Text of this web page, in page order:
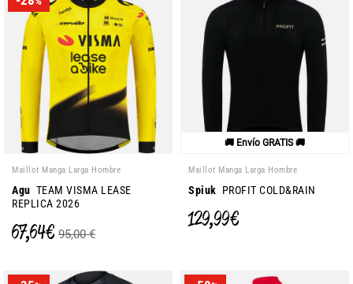
Maillot Manga Larga Hombre
Agu TEAM VISMA LEASE
REPLICA 2026
67,64 € 95,00 €
🚚 Envío GRATIS 🚚
Maillot Manga Larga Hombre
Spiuk PROFIT COLD&RAIN
129,99 €